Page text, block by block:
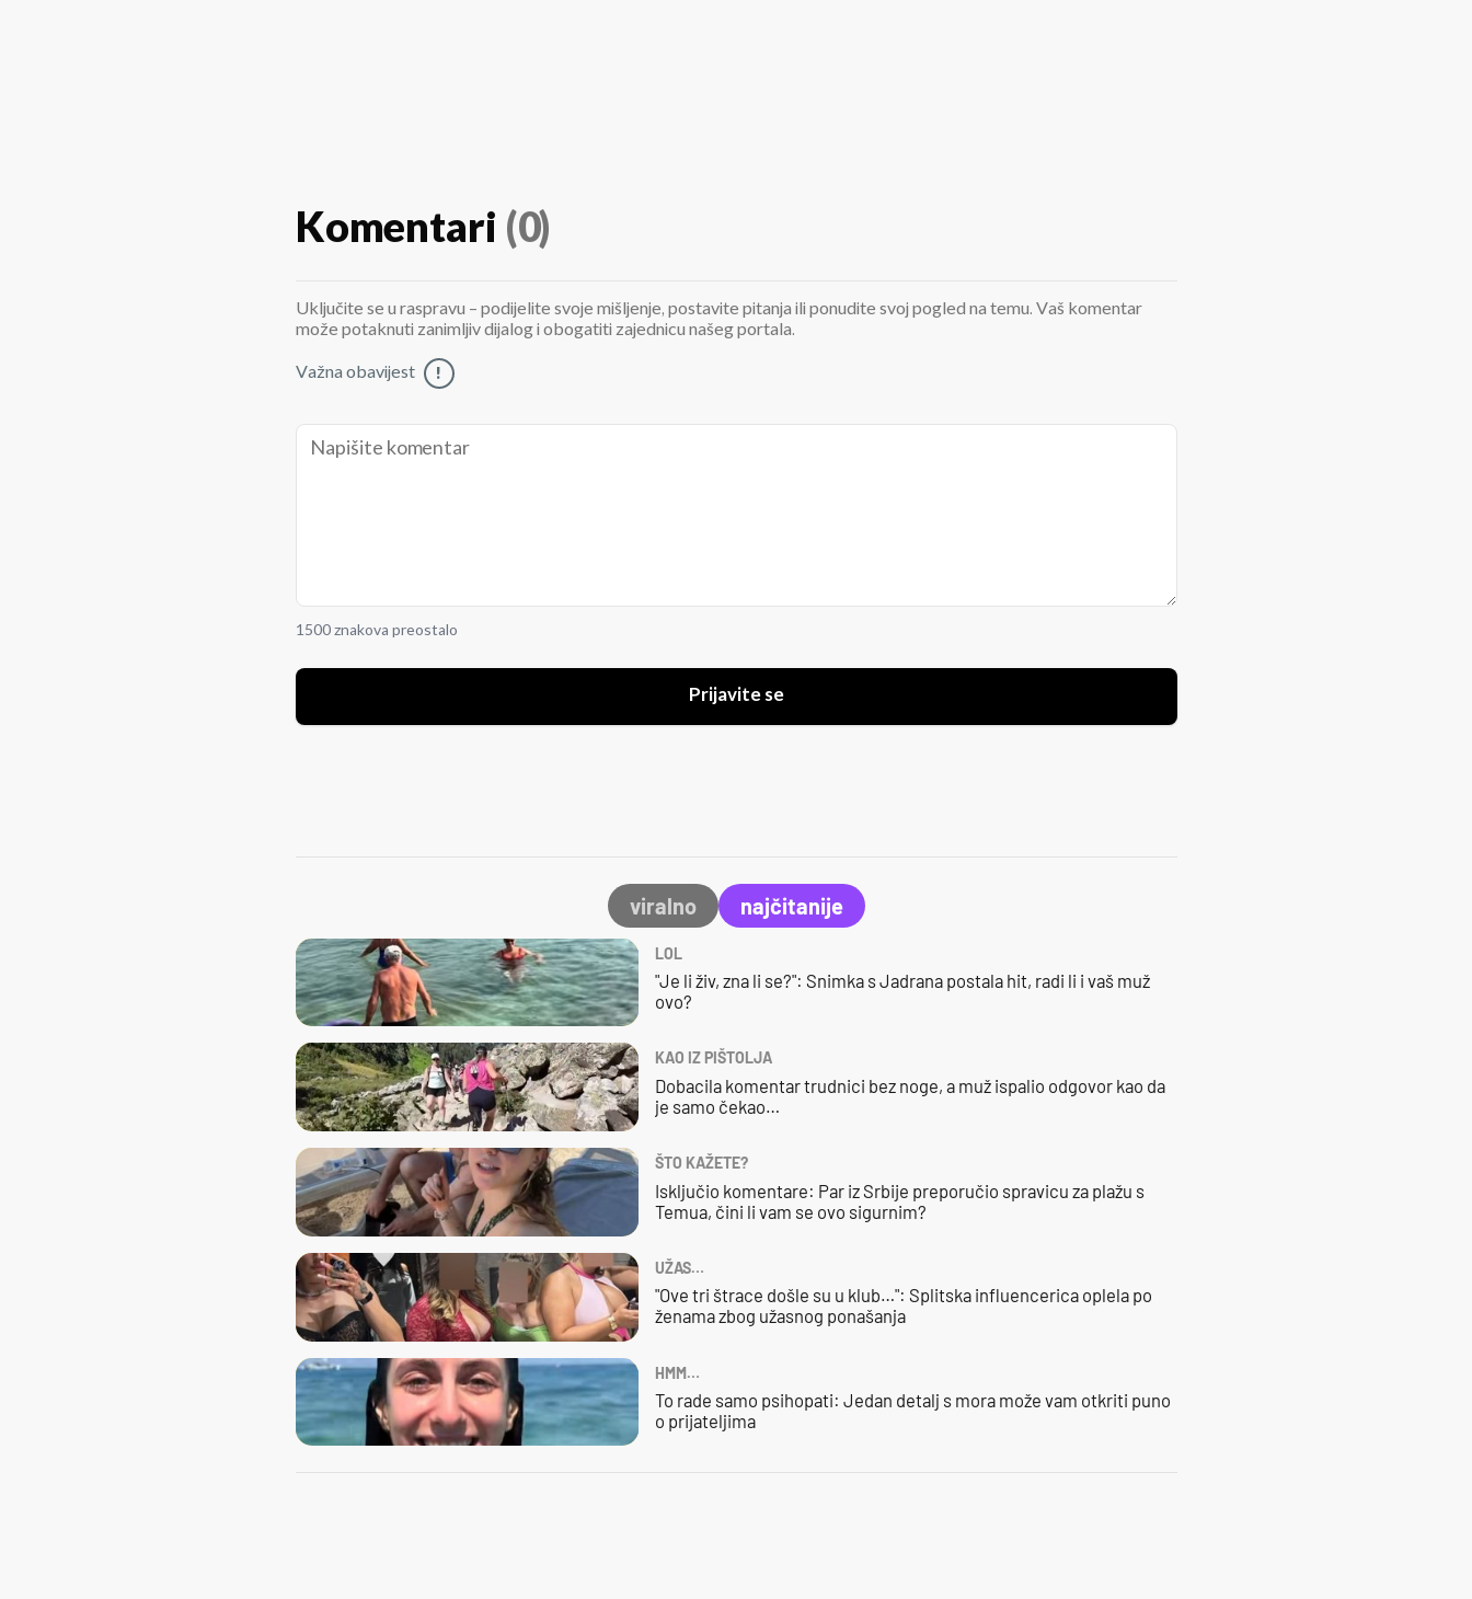
Komentari (0)
Uključite se u raspravu – podijelite svoje mišljenje, postavite pitanja ili ponudite svoj pogled na temu. Vaš komentar
može potaknuti zanimljiv dijalog i obogatiti zajednicu našeg portala.
Važna obavijest !
1500 znakova preostalo
Prijavite se
viralno najčitanije
LOL
"Je li živ, zna li se?": Snimka s Jadrana postala hit, radi li i vaš muž
ovo?
KAO IZ PIŠTOLJA
Dobacila komentar trudnici bez noge, a muž ispalio odgovor kao da
je samo čekao…
ŠTO KAŽETE?
Isključio komentare: Par iz Srbije preporučio spravicu za plažu s
Temua, čini li vam se ovo sigurnim?
UŽAS…
"Ove tri štrace došle su u klub…": Splitska influencerica oplela po
ženama zbog užasnog ponašanja
HMM…
To rade samo psihopati: Jedan detalj s mora može vam otkriti puno
o prijateljima